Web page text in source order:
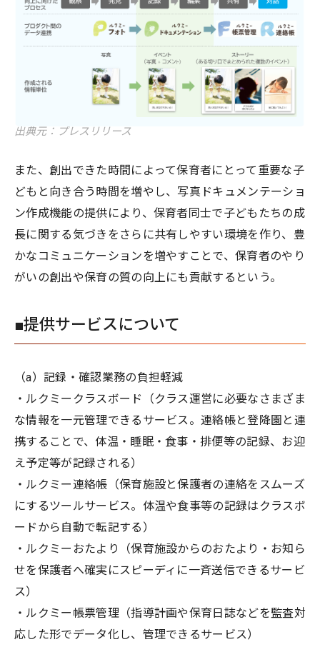
出典元：プレスリリース
また、創出できた時間によって保育者にとって重要な子
どもと向き合う時間を増やし、写真ドキュメンテーショ
ン作成機能の提供により、保育者同士で子どもたちの成
長に関する気づきをさらに共有しやすい環境を作り、豊
かなコミュニケーションを増やすことで、保育者のやり
がいの創出や保育の質の向上にも貢献するという。
■提供サービスについて
（a）記録・確認業務の負担軽減
・ルクミークラスボード（クラス運営に必要なさまざま
な情報を一元管理できるサービス。連絡帳と登降園と連
携することで、体温・睡眠・食事・排便等の記録、お迎
え予定等が記録される）
・ルクミー連絡帳（保育施設と保護者の連絡をスムーズ
にするツールサービス。体温や食事等の記録はクラスボ
ードから自動で転記する）
・ルクミーおたより（保育施設からのおたより・お知ら
せを保護者へ確実にスピーディに一斉送信できるサービ
ス）
・ルクミー帳票管理（指導計画や保育日誌などを監査対
応した形でデータ化し、管理できるサービス）